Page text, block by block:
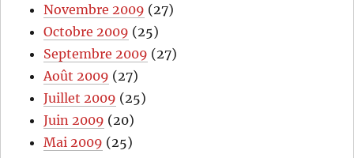
Novembre 2009 (27)
Octobre 2009 (25)
Septembre 2009 (27)
Août 2009 (27)
Juillet 2009 (25)
Juin 2009 (20)
Mai 2009 (25)